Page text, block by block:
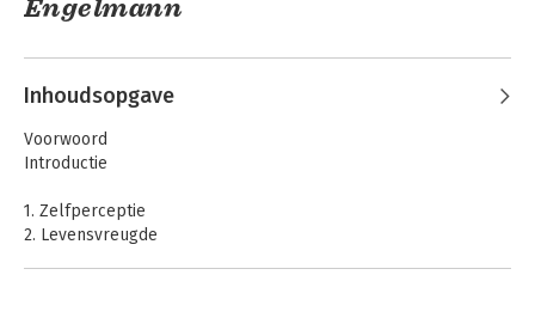
Engelmann
Inhoudsopgave
Voorwoord
Introductie
1. Zelfperceptie
2. Levensvreugde